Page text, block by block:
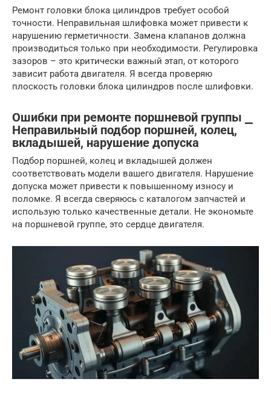
Ремонт головки блока цилиндров требует особой
точности. Неправильная шлифовка может привести к
нарушению герметичности. Замена клапанов должна
производиться только при необходимости. Регулировка
зазоров – это критически важный этап, от которого
зависит работа двигателя. Я всегда проверяю
плоскость головки блока цилиндров после шлифовки.
Ошибки при ремонте поршневой группы ⎯
Неправильный подбор поршней, колец,
вкладышей, нарушение допуска
Подбор поршней, колец и вкладышей должен
соответствовать модели вашего двигателя. Нарушение
допуска может привести к повышенному износу и
поломке. Я всегда сверяюсь с каталогом запчастей и
использую только качественные детали. Не экономьте
на поршневой группе, это сердце двигателя.